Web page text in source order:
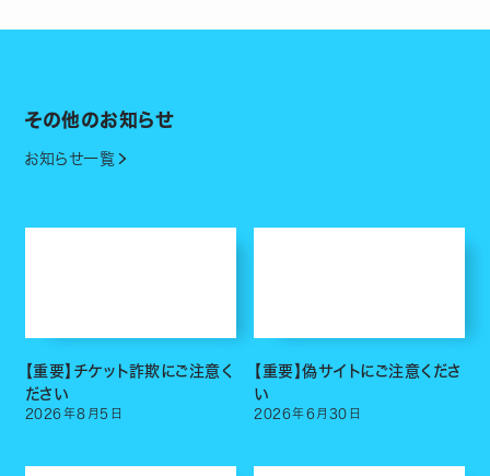
その他のお知らせ
お知らせ一覧
【重要】チケット詐欺にご注意く
ださい
2026年8 月 5 日
【重要】偽サイトにご注意くださ
い
2026年6 月 30 日